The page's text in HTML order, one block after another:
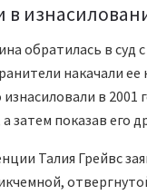
обратилась в суд
накачали
в 2001
затем показав его
Талия Грейвс